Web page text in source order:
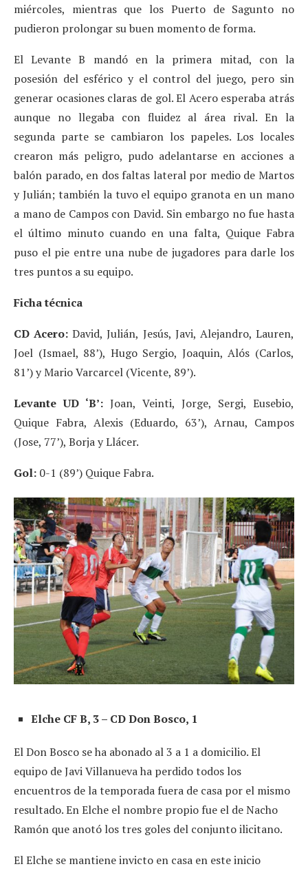
miércoles, mientras que los Puerto de Sagunto no
pudieron prolongar su buen momento de forma.
El Levante B mandó en la primera mitad, con la
posesión del esférico y el control del juego, pero sin
generar ocasiones claras de gol. El Acero esperaba atrás
aunque no llegaba con fluidez al área rival. En la
segunda parte se cambiaron los papeles. Los locales
crearon más peligro, pudo adelantarse en acciones a
balón parado, en dos faltas lateral por medio de Martos
y Julián; también la tuvo el equipo granota en un mano
a mano de Campos con David. Sin embargo no fue hasta
el último minuto cuando en una falta, Quique Fabra
puso el pie entre una nube de jugadores para darle los
tres puntos a su equipo.
Ficha técnica
CD Acero: David, Julián, Jesús, Javi, Alejandro, Lauren,
Joel (Ismael, 88’), Hugo Sergio, Joaquin, Alós (Carlos,
81’) y Mario Varcarcel (Vicente, 89’).
Levante UD ‘B’: Joan, Veinti, Jorge, Sergi, Eusebio,
Quique Fabra, Alexis (Eduardo, 63’), Arnau, Campos
(Jose, 77’), Borja y Llácer.
Gol: 0-1 (89’) Quique Fabra.
Elche CF B, 3 – CD Don Bosco, 1
El Don Bosco se ha abonado al 3 a 1 a domicilio. El
equipo de Javi Villanueva ha perdido todos los
encuentros de la temporada fuera de casa por el mismo
resultado. En Elche el nombre propio fue el de Nacho
Ramón que anotó los tres goles del conjunto ilicitano.
El Elche se mantiene invicto en casa en este inicio